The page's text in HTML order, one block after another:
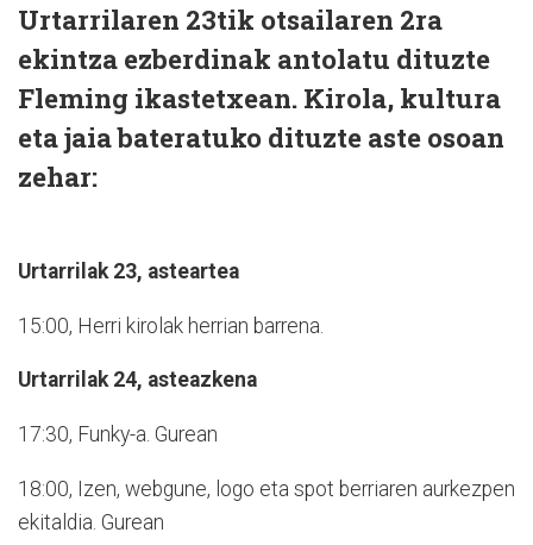
Urtarrilaren 23tik otsailaren 2ra
ekintza ezberdinak antolatu dituzte
Fleming ikastetxean. Kirola, kultura
eta jaia bateratuko dituzte aste osoan
zehar:
Urtarrilak 23, asteartea
15:00, Herri kirolak herrian barrena.
Urtarrilak 24, asteazkena
17:30, Funky-a. Gurean
18:00, Izen, webgune, logo eta spot berriaren aurkezpen
ekitaldia. Gurean